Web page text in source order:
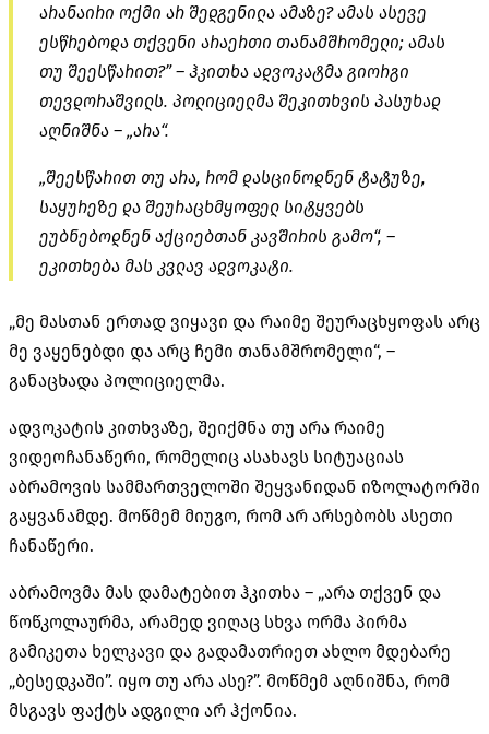
არანაირი ოქმი არ შედგენილა ამაზე? ამას ასევე
ესწრებოდა თქვენი არაერთი თანამშრომელი; ამას
თუ შეესწარით?” – ჰკითხა ადვოკატმა გიორგი
თევდორაშვილს. პოლიციელმა შეკითხვის პასუხად
აღნიშნა – „არა“.
„შეესწარით თუ არა, რომ დასცინოდნენ ტატუზე,
საყურეზე და შეურაცხმყოფელ სიტყვებს
ეუბნებოდნენ აქციებთან კავშირის გამო“, –
ეკითხება მას კვლავ ადვოკატი.
„მე მასთან ერთად ვიყავი და რაიმე შეურაცხყოფას არც
მე ვაყენებდი და არც ჩემი თანამშრომელი“, –
განაცხადა პოლიციელმა.
ადვოკატის კითხვაზე, შეიქმნა თუ არა რაიმე
ვიდეოჩანაწერი, რომელიც ასახავს სიტუაციას
აბრამოვის სამმართველოში შეყვანიდან იზოლატორში
გაყვანამდე. მოწმემ მიუგო, რომ არ არსებობს ასეთი
ჩანაწერი.
აბრამოვმა მას დამატებით ჰკითხა – „არა თქვენ და
წოწკოლაურმა, არამედ ვიღაც სხვა ორმა პირმა
გამიკეთა ხელკავი და გადამათრიეთ ახლო მდებარე
„ბესედკაში”. იყო თუ არა ასე?”. მოწმემ აღნიშნა, რომ
მსგავს ფაქტს ადგილი არ ჰქონია.